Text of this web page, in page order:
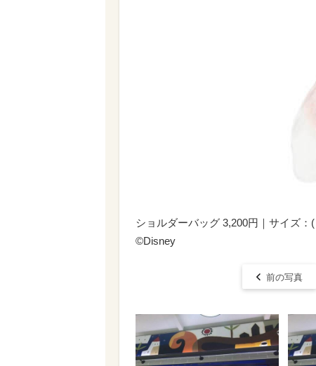
ショルダーバッグ 3,200円｜サイズ
©︎Disney
前の写真